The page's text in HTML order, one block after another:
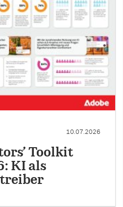
10.07.2026
Toolkit
KI als